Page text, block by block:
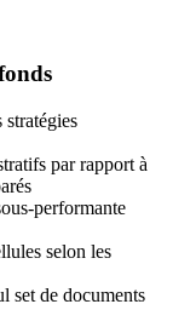
par rapport à
performante
selon les
set de documents